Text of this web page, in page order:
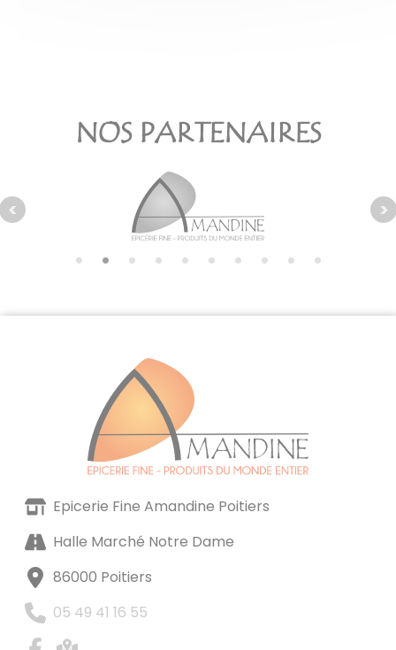
NOS PARTENAIRES
Epicerie Fine Amandine Poitiers
Halle Marché Notre Dame
86000 Poitiers
05 49 41 16 55